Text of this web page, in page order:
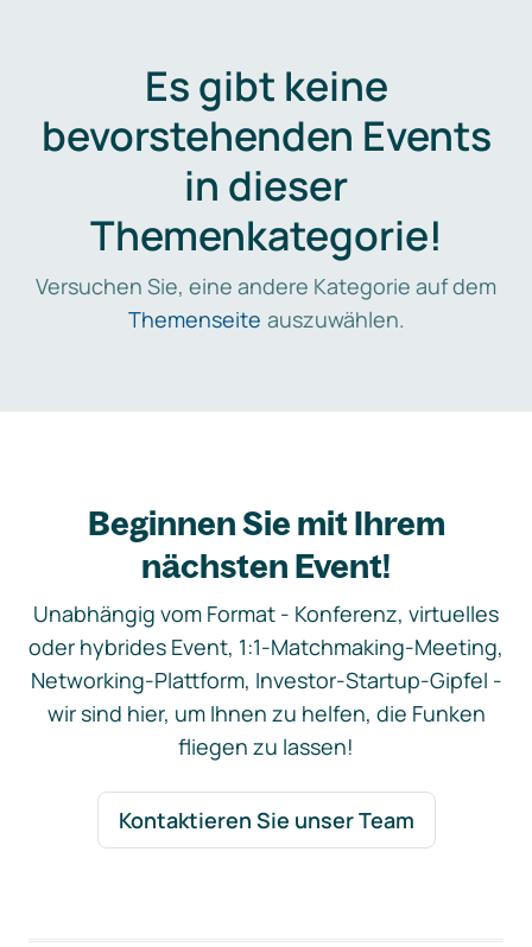
Es gibt keine
bevorstehenden Events
in dieser
Themenkategorie!
Versuchen Sie, eine andere Kategorie auf dem
Themenseite auszuwählen.
Beginnen Sie mit Ihrem
nächsten Event!
Unabhängig vom Format - Konferenz, virtuelles
oder hybrides Event, 1:1-Matchmaking-Meeting,
Networking-Plattform, Investor-Startup-Gipfel -
wir sind hier, um Ihnen zu helfen, die Funken
fliegen zu lassen!
Kontaktieren Sie unser Team